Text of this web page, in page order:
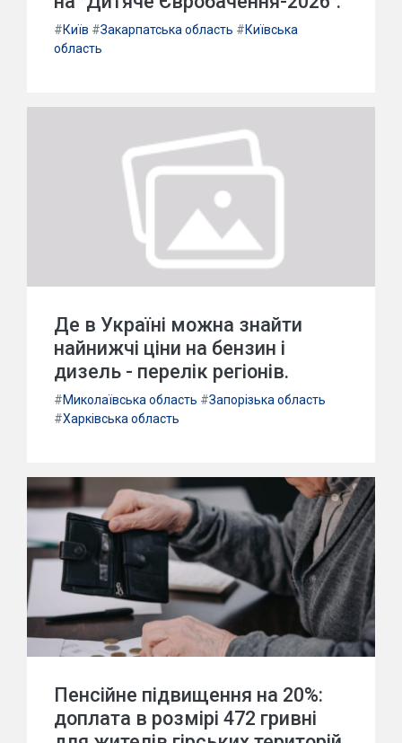
#Київ #Закарпатська область #Київська
область
Де в Україні можна знайти
найнижчі ціни на бензин і
дизель - перелік регіонів.
#Миколаївська область #Запорізька область
#Харківська область
Пенсійне підвищення на 20%:
доплата в розмірі 472 гривні